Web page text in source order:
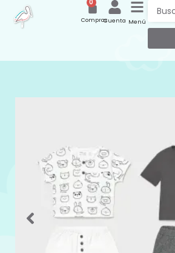
Menú
Cuenta
0
Compras